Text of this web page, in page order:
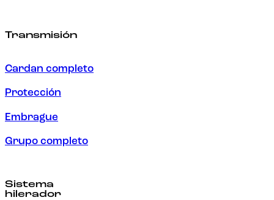
Transmisión
Cardan completo
Protección
Embrague
Grupo completo
Sistema
hilerador